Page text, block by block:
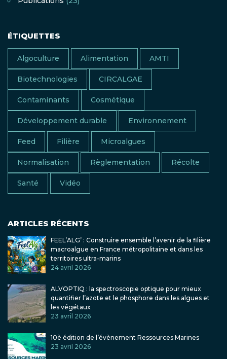
ÉTIQUETTES
Algoculture Alimentation AMTI
Biotechnologies CIRCALGAE
Contaminants Cosmétique
Développement durable Environnement
Feed Filière Microalgues
Normalisation Règlementation Récolte
Santé Vidéo
ARTICLES RÉCENTS
FEEL’ALG’ : Construire ensemble l’avenir de la filière
macroalgue en France métropolitaine et dans les
territoires ultra-marins
24 avril 2026
ALVOPTIQ : la spectroscopie optique pour mieux
quantifier l’azote et le phosphore dans les algues et
les végétaux
23 avril 2026
10è édition de l’évènement Ressources Marines
23 avril 2026